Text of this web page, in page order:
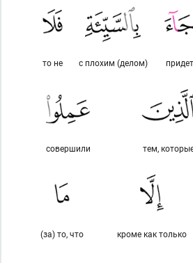
придет
с плохим (делом)
то не
тем,
совершили
кроме как только
(за) то, что